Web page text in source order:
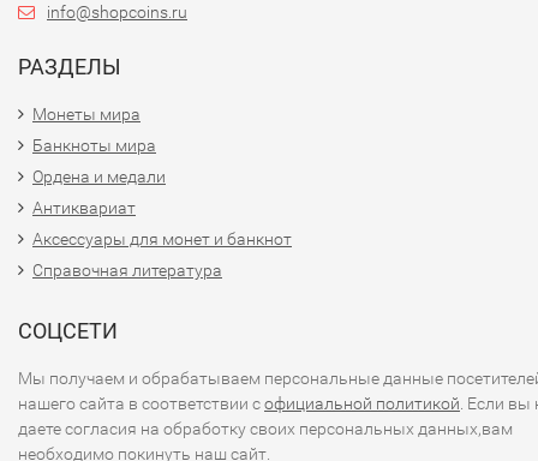
info@shopcoins.ru
РАЗДЕЛЫ
Монеты мира
Банкноты мира
Ордена и медали
Антиквариат
Аксессуары для монет и банкнот
Справочная литература
СОЦСЕТИ
Мы получаем и обрабатываем персональные данные
нашего сайта в соответствии софициальной политикой . Если вы
даете согласия на обработку своих персональных данных,вам
необходимо покинуть наш сайт.